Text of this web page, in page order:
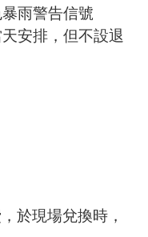
雨警告信號
安排，但不設退
於現場兌換時，